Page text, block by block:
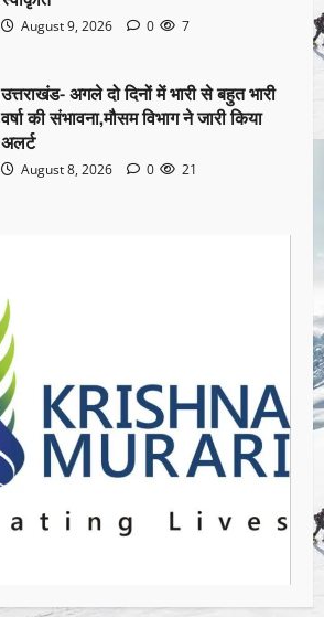
August 9, 2026 0 7
उत्तराखंड- अगले दो दिनों में भारी से बहुत भारी
वर्षा की संभावना,मौसम विभाग ने जारी किया
अलर्ट
August 8, 2026 0 21